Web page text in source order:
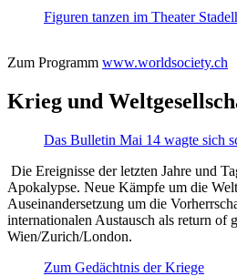
Figuren tanzen im Theater
Zum Programm www.worldsociety.ch
Krieg und
Das Bulletin Mai 14 wagte sich
Die Ereignisse der letzten Jahre und
Apokalypse. Neue Kämpfe um die
Auseinandersetzung um die
internationalen Austausch als return
Wien/Zurich/London.
Zum Gedächtnis der Kriege